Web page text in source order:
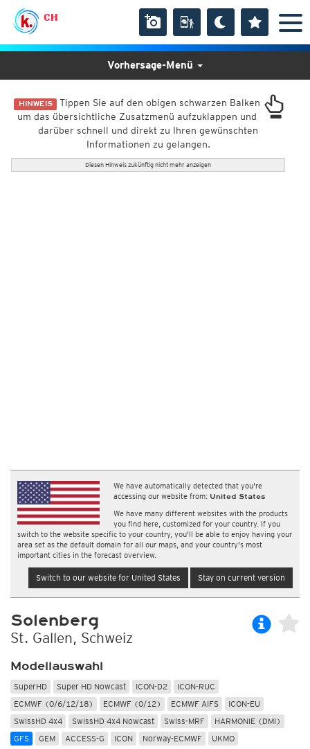
CH
HINWEIS Tippen Sie auf den obigen schwarzen Balken
um das übersichtliche Zusatzmenü aufzuklappen und
darüber schnell und direkt zu Ihren gewünschten
Informationen zu gelangen.
Diesen Hinweis zukünftig nicht mehr anzeigen
We have automatically detected that you're
accessing our website from: United States
We have many different websites with the products
you find here, customized for your country. If you
switch to the website specific to your country, you'll be able to enjoy having your
area set as the default domain for all our maps, and your country's most
important cities in the forecast overview.
Switch to our website for United States Stay on current version
Vorhersage-Menü
Solenberg
St. Gallen, Schweiz
Modellauswahl
SuperHD Super HD Nowcast ICON-D2
ICON-RUC
ECMWF (0/6/12/18)
ECMWF (0/12) ECMWF AIFS
ICON-EU
SwissHD 4x4
SwissHD 4x4 Nowcast Swiss-MRF
HARMONIE (DMI)
GFS
GEM ACCESS-G ICON Norway-ECMWF
UKMO